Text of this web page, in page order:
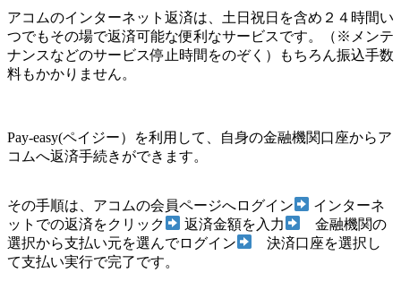
アコムのインターネット返済は、土日祝日を含め２４時間い
つでもその場で返済可能な便利なサービスです。（※メンテ
ナンスなどのサービス停止時間をのぞく）もちろん振込手数
料もかかりません。
Pay-easy(ペイジー）を利用して、自身の金融機関口座からア
コムへ返済手続きができます。
その手順は、アコムの会員ページへログイン
インターネ
ットでの返済をクリック
返済金額を入力
金融機関の
選択から支払い元を選んでログイン
決済口座を選択し
て支払い実行で完了です。